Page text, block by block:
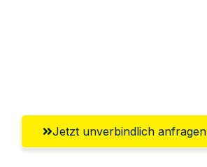
Jetzt unverbindlich anfragen